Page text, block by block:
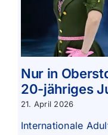
Nur in
20-jähriges
21. April 2026
Internationale